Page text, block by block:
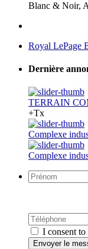
Blanc & Noir,
Royal LePage
Dernière
TERRAIN
+Tx
Complexe
Complexe
I consent to
Envoyer le